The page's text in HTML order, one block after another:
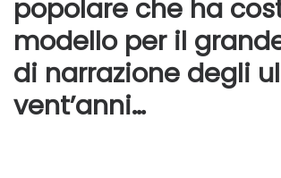
popolare che ha
modello per il
di narrazione degli
vent’anni…